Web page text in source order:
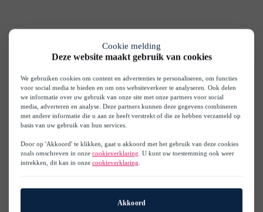
Cookie melding
Deze website maakt gebruik van cookies
We gebruiken cookies om content en advertenties te personaliseren, om functies
voor social media te bieden en om ons websiteverkeer te analyseren. Ook delen
we informatie over uw gebruik van onze site met onze partners voor social
media, adverteren en analyse. Deze partners kunnen deze gegevens combineren
met andere informatie die u aan ze heeft verstrekt of die ze hebben verzameld op
basis van uw gebruik van hun services.
Door op 'Akkoord' te klikken, gaat u akkoord met het gebruik van deze cookies
zoals omschreven in onze cookieverklaring . U kunt uw toestemming ook weer
intrekken, dit kan in onze cookieverklaring.
Akkoord